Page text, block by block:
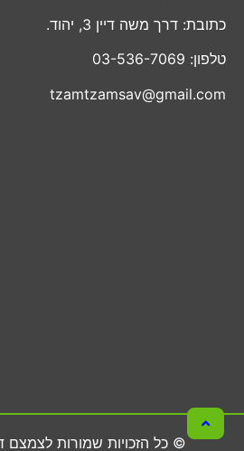
כתובת: דרך משה דיין 3, יהוד.
טלפון: 03-536-7069
tzamtzamsav@gmail.com
© כל הזכויות שמורות לצמצם